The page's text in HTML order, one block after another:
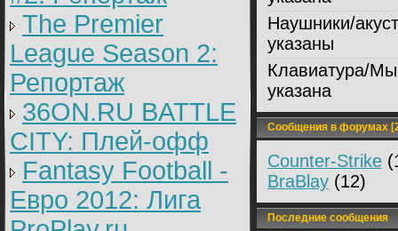
The Premier
League Season 2:
Репортаж
36ON.RU BATTLE
CITY: Плей-офф
Fantasy Football -
Евро 2012: Лига
Наушники/
указаны
Клавиатура/
указана
Сообщения в форумах
Counter-Strike
BraBlay (12)
Последние сообщения